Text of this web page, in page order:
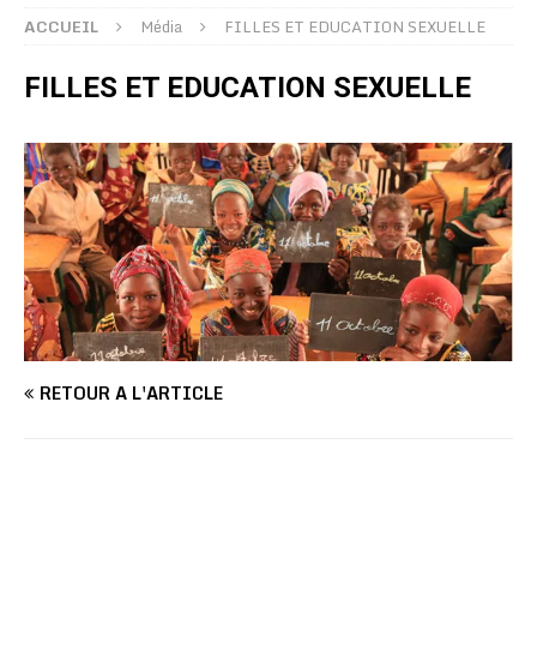
ACCUEIL Média FILLES ET EDUCATION SEXUELLE
FILLES ET EDUCATION SEXUELLE
RETOUR À L'ARTICLE